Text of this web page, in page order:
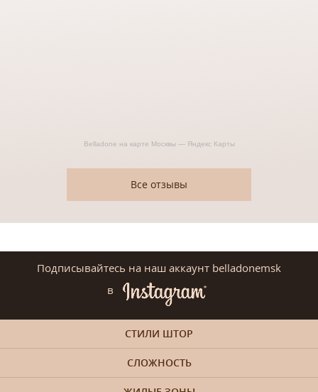
Belladone на карте Москвы — Яндекс Карты
Все отзывы
Подписывайтесь на наш аккаунт belladonemsk
в
СТИЛИ ШТОР
СЛОЖНОСТЬ